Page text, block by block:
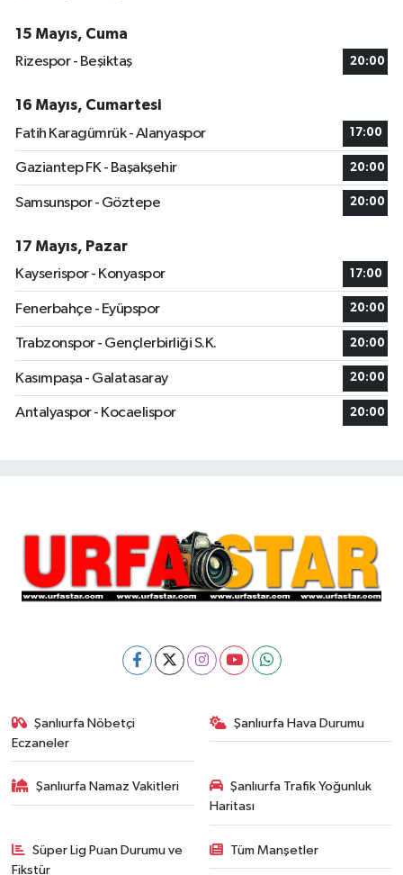
15 Mayıs, Cuma
Rizespor - Beşiktaş
20:00
16 Mayıs, Cumartesi
Fatih Karagümrük - Alanyaspor
17:00
Gaziantep FK - Başakşehir 20:00
Samsunspor - Göztepe 20:00
17 Mayıs, Pazar
Kayserispor - Konyaspor
17:00
Fenerbahçe - Eyüpspor 20:00
Trabzonspor - Gençlerbirliği S.K. 20:00
Kasımpaşa - Galatasaray 20:00
Antalyaspor - Kocaelispor 20:00
Şanlıurfa Nöbetçi
Eczaneler
Şanlıurfa Hava Durumu
Şanlıurfa Namaz Vakitleri
Şanlıurfa Trafik Yoğunluk
Haritası
Süper Lig Puan Durumu ve
Fikstür
Tüm Manşetler